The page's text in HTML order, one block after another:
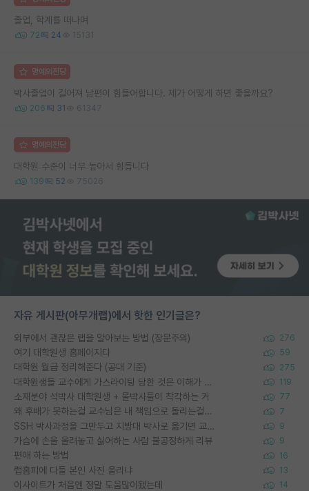
졸업, 학계를 떠나며
72 24 15131
명예의전당
박사졸업이 길어져 남편이 힘들어합니다. 제가 어떻게 하면 좋을까요?
206 31 61347
명예의전당
대학원 수준이 너무 높아서 힘듭니다
139 52 75026
자유 게시판(아무개랩)에서 핫한 인기글은?
외부에서 괜찮은 랩을 알아보는 방법 (장문주의) 276
여기 대학원생 홈페이지다 59
대학원 월급 정리해준다 (공대 기준) 275
대학원생들 교수에게 가스라이팅 당한 것은 이해가 갑니다. 안타깝네요. 119
소재분야 석박사 대학원생 + 물박사들이 착각하는 거 77
왜 후배가 못하는걸 교수님은 내 책임으로 돌리는걸까요? 7
SSH 박사과정을 그만두고 지방대 박사로 옮기면 교수의 꿈은 끝일까요? 9
가슴에 손을 올려놓고 싫어하는 사람 불공정하게 리뷰 9
편애 하는 방법 16
랩홈피에 다들 본인 사진 올리냐 13
이사이트가 처음엔 정말 도움많이됐는데 14